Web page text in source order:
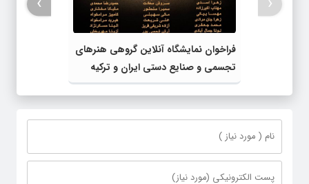
فراخوان نمایشگاه آنلاین گروهی هنرهای
تجسمی و صنایع دستی ایران و ترکیه